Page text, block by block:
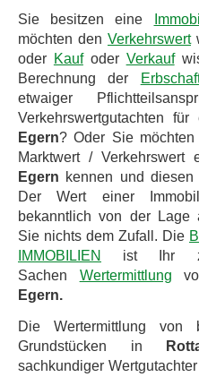
Sie besitzen eine
möchten den Verkehrswert
oder Kaufoder Verkauf
Berechnung der
etwaiger
Verkehrswertgutachten
Egern? Oder Sie
Marktwert / Verkehrswert
Egern kennen und
Der Wert einer
bekanntlich von der Lage
Sie nichts dem Zufall. Die
IMMOBILIEN
ist Ihr
Sachen Wertermittlung
Egern.
Die Wertermittlung von
Grundstücken in
sachkundiger